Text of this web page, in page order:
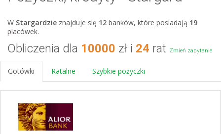
W Stargardzie znajduje się 12 banków, które posiadają 19
placówek.
Obliczenia dla 10000 zł i 24 rat Zmień zapytanie
Gotówki Ratalne Szybkie pożyczki